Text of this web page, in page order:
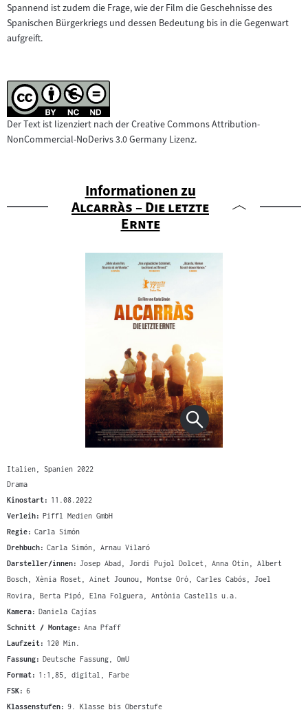
Spannend ist zudem die Frage, wie der Film die Geschehnisse des
Spanischen Bürgerkriegs und dessen Bedeutung bis in die Gegenwart
aufgreift.
Der Text ist lizenziert nach der Creative Commons Attribution-
NonCommercial-NoDerivs 3.0 Germany Lizenz.
Informationen zu
"
Alcarràs – Die letzte
Ernte"
Italien, Spanien 2022
Drama
Kinostart: 11.08.2022
Verleih: Piffl Medien GmbH
Regie: Carla Simón
Drehbuch: Carla Simón, Arnau Vilaró
Darsteller/innen: Josep Abad, Jordi Pujol Dolcet, Anna Otín, Albert
Bosch, Xènia Roset, Ainet Jounou, Montse Oró, Carles Cabós, Joel
Rovira, Berta Pipó, Elna Folguera, Antònia Castells u.a.
Kamera: Daniela Cajías
Schnitt / Montage: Ana Pfaff
Laufzeit: 120 Min.
Fassung: Deutsche Fassung, OmU
Format: 1:1,85, digital, Farbe
FSK: 6
Klassenstufen: 9. Klasse bis Oberstufe